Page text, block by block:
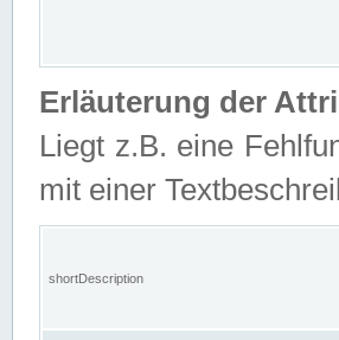
Erläuterung der
Liegt z.B. eine
mit einer
shortDescription